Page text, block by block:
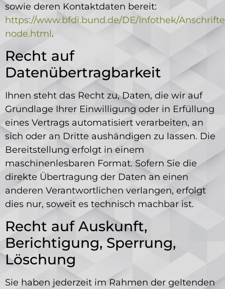
sowie deren Kontaktdaten bereit:
https://www.bfdi.bund.de/DE/Infothek/
node.html.
Recht auf
Datenübertragbarkeit
Ihnen steht das Recht zu, Daten, die wir auf
Grundlage Ihrer Einwilligung oder in Erfüllung
eines Vertrags automatisiert verarbeiten, an
sich oder an Dritte aushändigen zu lassen. Die
Bereitstellung erfolgt in einem
maschinenlesbaren Format. Sofern Sie die
direkte Übertragung der Daten an einen
anderen Verantwortlichen verlangen, erfolgt
dies nur, soweit es technisch machbar ist.
Recht auf Auskunft,
Berichtigung, Sperrung,
Löschung
Sie haben jederzeit im Rahmen der geltenden